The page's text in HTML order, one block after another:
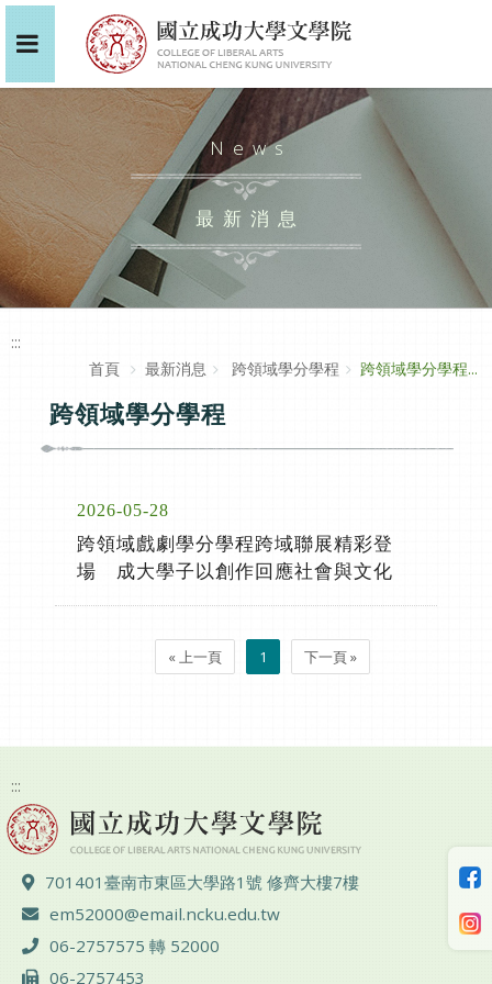
News
最新消息
:::
首頁
最新消息 跨領域學分學程 跨領域學分學程...
跨領域學分學程
2026-05-28
跨領域戲劇學分學程跨域聯展精彩登
場 成大學子以創作回應社會與文化
« 上一頁 1 下一頁 »
:::
地址 ：
701401臺南市東區大學路1號 修齊大樓7樓
電子郵件 ：
em52000@email.ncku.edu.tw
電話 ：
06-2757575 轉 52000
傳真 ：
06-2757453